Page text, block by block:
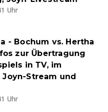
Uhr
- Bochum vs. Hertha
zur Übertragung
in TV, im
Stream und
Uhr